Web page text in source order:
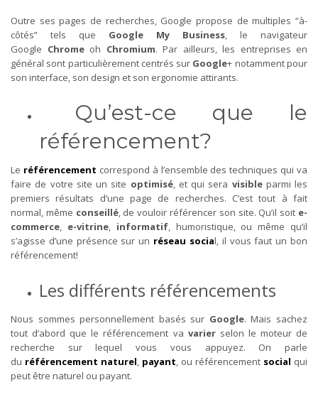
Outre ses pages de recherches, Google propose de multiples “à-
côtés” tels que Google My Business, le navigateur
Google Chrome oh Chromium. Par ailleurs, les entreprises en
général sont particulièrement centrés sur Google+ notamment pour
son interface, son design et son ergonomie attirants.
Qu’est-ce que le
référencement?
Le référencement correspond à l’ensemble des techniques qui va
faire de votre site un site optimisé, et qui sera visible parmi les
premiers résultats d’une page de recherches. C’est tout à fait
normal, même conseillé, de vouloir référencer son site. Qu’il soit e-
commerce, e-vitrine, informatif, humoristique, ou même qu’il
s’agisse d’une présence sur un réseau social, il vous faut un bon
référencement!
Les différents référencements
Nous sommes personnellement basés sur Google. Mais sachez
tout d’abord que le référencement va varier selon le moteur de
recherche sur lequel vous vous appuyez. On parle
du référencement naturel, payant, ou référencement social qui
peut être naturel ou payant.